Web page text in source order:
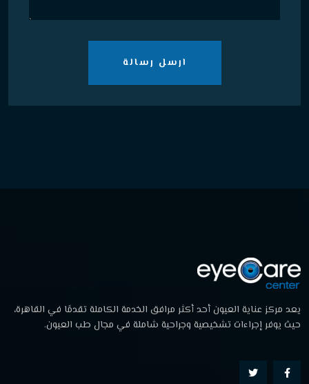
ارسل رسالة
يعد مركز عناية العيون أحد أكثر مرافق الخدمة الكاملة تقدمًا في القاهرة،
حيث يوفر إجراءات تشخيصية وجراحية شاملة في مجال طب العيون.